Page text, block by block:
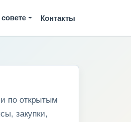
Контакты
по открытым
закупки,